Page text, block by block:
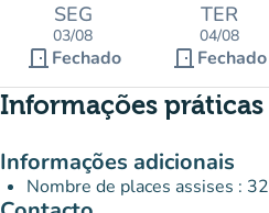
SEG
03/08
door_front Fechado
TER
04/08
door_front Fechado
Informações práticas
Informações adicionais
Nombre de places assises : 32